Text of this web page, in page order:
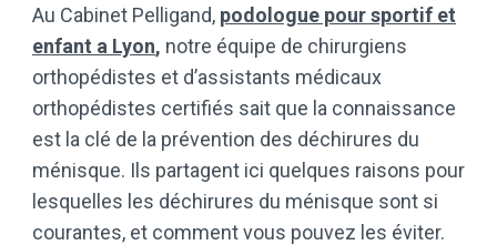
Au Cabinet Pelligand, podologue pour sportif et
enfant a Lyon, notre équipe de chirurgiens
orthopédistes et d’assistants médicaux
orthopédistes certifiés sait que la connaissance
est la clé de la prévention des déchirures du
ménisque. Ils partagent ici quelques raisons pour
lesquelles les déchirures du ménisque sont si
courantes, et comment vous pouvez les éviter.